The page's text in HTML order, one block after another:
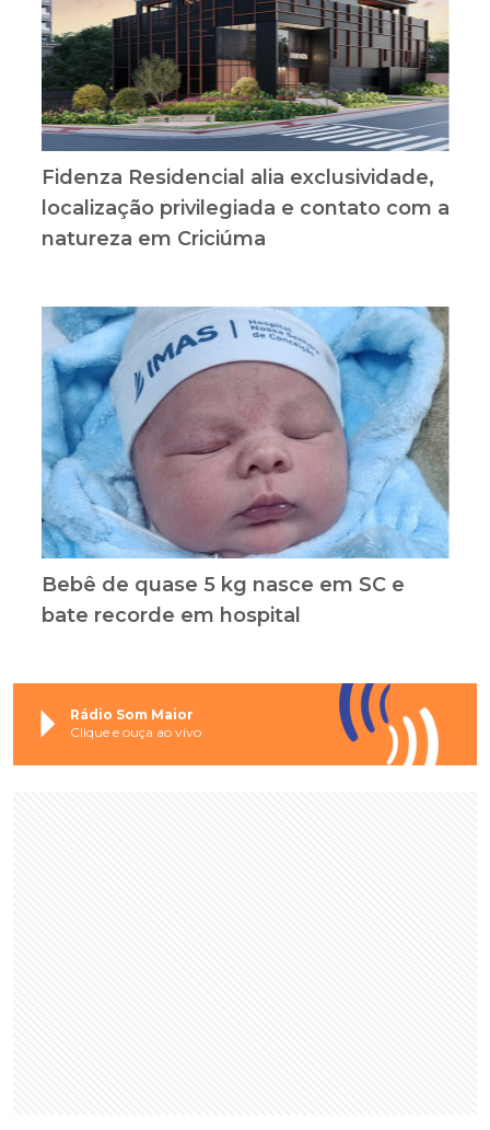
Fidenza Residencial alia exclusividade,
localização privilegiada e contato com a
natureza em Criciúma
Bebê de quase 5 kg nasce em SC e
bate recorde em hospital
Rádio Som Maior
Clique e ouça ao vivo